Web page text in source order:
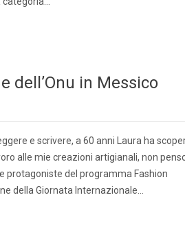
dell’Onu in Messico
e scrivere, a 60 anni Laura ha
alle mie creazioni artigianali, non
protagoniste del programma Fashion
della Giornata Internazionale…